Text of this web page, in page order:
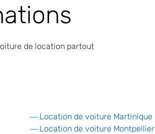
de location partout
Location de voiture Martinique
Location de voiture Montpellier